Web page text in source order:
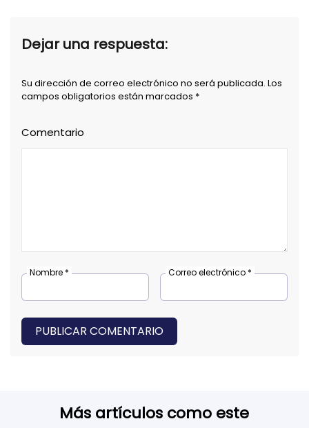
Dejar una respuesta:
Su dirección de correo electrónico no será publicada. Los
campos obligatorios están marcados *
Comentario
Nombre * Correo electrónico *
PUBLICAR COMENTARIO
Más artículos como este